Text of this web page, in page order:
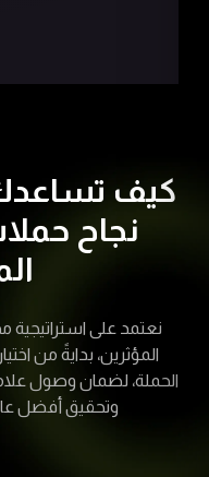
كيف
نجاح
نعتمد على استراتيجية
المؤثرين، بدايةً من
الحملة، لضمان وصول
وتحقيق أفضل